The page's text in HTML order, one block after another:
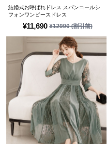
¥11,690 ¥12990(割引前)
結婚式お呼ばれドレス スパンコールシ
フォンワンピースドレス